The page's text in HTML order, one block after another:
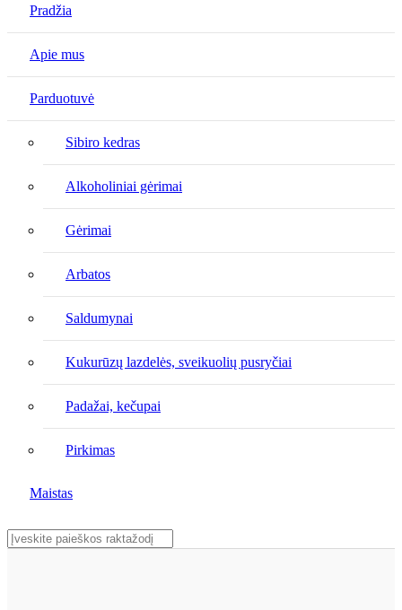
Pradžia
Apie mus
Parduotuvė
Sibiro kedras
Alkoholiniai gėrimai
Gėrimai
Arbatos
Saldumynai
Kukurūzų lazdelės, sveikuolių pusryčiai
Padažai, kečupai
Pirkimas
Maistas